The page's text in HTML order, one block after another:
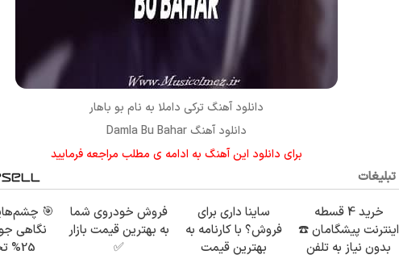
دانلود آهنگ ترکی داملا به نام بو باهار
دانلود آهنگ Damla Bu Bahar
برای دانلود این آهنگ به ادامه ی مطلب مراجعه فرمایید
تبلیغات
خرید 4 قسطه
اینترنت پیشگامان ☎️
بدون نیاز به تلفن
ساینا داری برای
فروش؟ با کارنامه به
بهترین قیمت
فروش خودروی شما
به بهترین قیمت بازار
✅
🎯
نگاهی